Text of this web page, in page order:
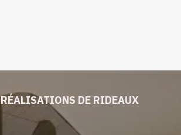
RÉALISATIONS DE RIDEAUX